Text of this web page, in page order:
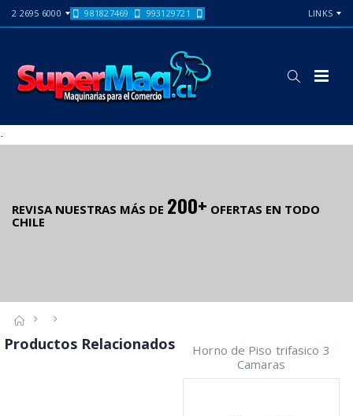
2 2695 6000 981827469 993129721 LINKS
-
REVISA NUESTRAS MÁS DE 200+ OFERTAS EN TODO
CHILE
Productos Relacionados
Horno de Piso trifasico 3
Camaras